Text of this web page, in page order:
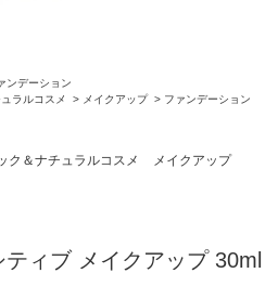
ンデーション
ラルコスメ > メイクアップ > ファンデーション
ク＆ナチュラルコスメ
メイクアップ
ィブ メイクアップ 30ml